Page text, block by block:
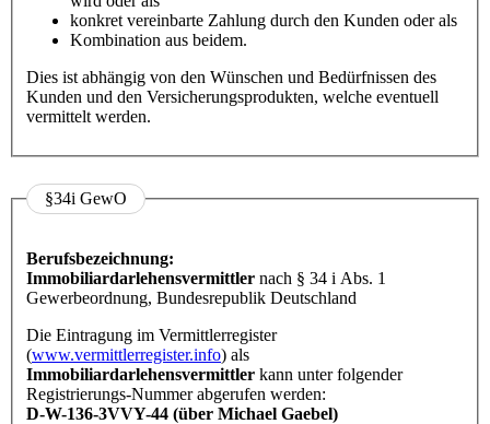
konkret vereinbarte Zahlung durch den Kunden oder als
Kombination aus beidem.
Dies ist abhängig von den Wünschen und Bedürfnissen des
Kunden und den Versicherungsprodukten, welche eventuell
vermittelt werden.
§34i GewO
Berufsbezeichnung:
Immobiliardarlehensvermittler nach § 34 i Abs. 1
Gewerbeordnung, Bundesrepublik Deutschland
Die Eintragung im Vermittlerregister
(www.vermittlerregister.info) als
Immobiliardarlehensvermittler kann unter folgender
Registrierungs-Nummer abgerufen werden:
D-W-136-3VVY-44 (über Michael Gaebel)